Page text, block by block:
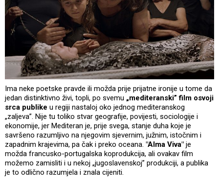
Ima neke poetske pravde ili možda prije prijatne ironije u tome da
jedan distinktivno živi, topli, po svemu „mediteranski” film osvoji
srca publike u regiji nastaloj oko jednog mediteranskog
„zaljeva”. Nije tu toliko stvar geografije, povijesti, sociologije i
ekonomije, jer Mediteran je, prije svega, stanje duha koje je
savršeno razumljivo na njegovim sjevernim, južnim, istočnim i
zapadnim krajevima, pa čak i preko oceana. "Alma Viva" je
možda francusko-portugalska koprodukcija, ali ovakav film
možemo zamisliti i u nekoj „jugoslavenskoj” produkciji, a publika
je to odlično razumjela i znala cijeniti.